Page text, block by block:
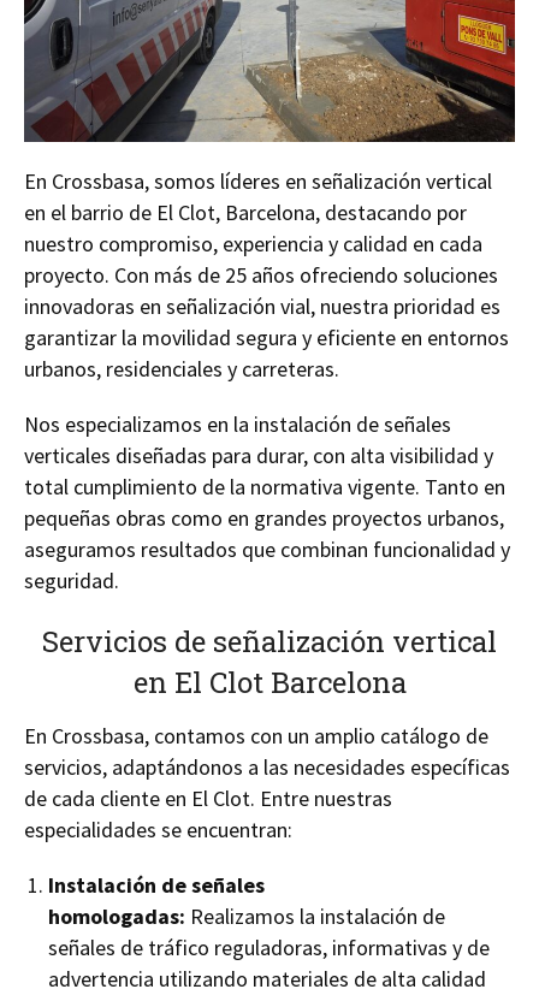
En Crossbasa, somos líderes en señalización vertical
en el barrio de El Clot, Barcelona, destacando por
nuestro compromiso, experiencia y calidad en cada
proyecto. Con más de 25 años ofreciendo soluciones
innovadoras en señalización vial, nuestra prioridad es
garantizar la movilidad segura y eficiente en entornos
urbanos, residenciales y carreteras.
Nos especializamos en la instalación de señales
verticales diseñadas para durar, con alta visibilidad y
total cumplimiento de la normativa vigente. Tanto en
pequeñas obras como en grandes proyectos urbanos,
aseguramos resultados que combinan funcionalidad y
seguridad.
Servicios de señalización vertical
en El Clot Barcelona
En Crossbasa, contamos con un amplio catálogo de
servicios, adaptándonos a las necesidades específicas
de cada cliente en El Clot. Entre nuestras
especialidades se encuentran:
Instalación de señales
homologadas: Realizamos la instalación de
señales de tráfico reguladoras, informativas y de
advertencia utilizando materiales de alta calidad